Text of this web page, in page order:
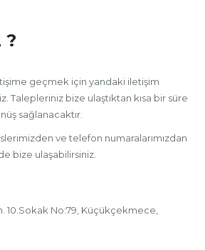
?
geçmek için yandaki iletişim
Talepleriniz bize ulaştıktan kısa bir süre
sağlanacaktır.
ve telefon numaralarımızdan
bize ulaşabilirsiniz.
10.Sokak No:79, Küçükçekmece,